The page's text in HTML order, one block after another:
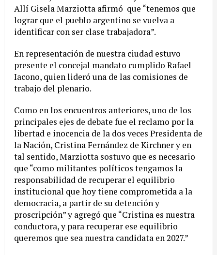
Allí Gisela Marziotta afirmó que “tenemos que
lograr que el pueblo argentino se vuelva a
identificar con ser clase trabajadora”.
En representación de nuestra ciudad estuvo
presente el concejal mandato cumplido Rafael
Iacono, quien lideró una de las comisiones de
trabajo del plenario.
Como en los encuentros anteriores, uno de los
principales ejes de debate fue el reclamo por la
libertad e inocencia de la dos veces Presidenta de
la Nación, Cristina Fernández de Kirchner y en
tal sentido, Marziotta sostuvo que es necesario
que “como militantes políticos tengamos la
responsabilidad de recuperar el equilibrio
institucional que hoy tiene comprometida a la
democracia, a partir de su detención y
proscripción” y agregó que “Cristina es nuestra
conductora, y para recuperar ese equilibrio
queremos que sea nuestra candidata en 2027.”